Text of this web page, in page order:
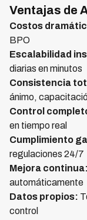
Ventajas de
Costos
BPO
Escalabilidad
diarias en minutos
Consistencia
ánimo,
Control
en tiempo real
Cumplimiento
regulaciones 24/7
Mejora continua:
automáticamente
Datos propios:
control